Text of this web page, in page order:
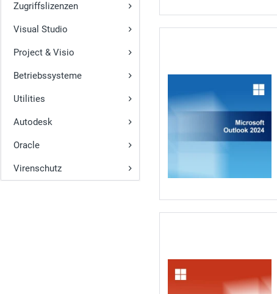
Zugriffslizenzen
Visual Studio
Project & Visio
Betriebssysteme
Utilities
Autodesk
Oracle
Virenschutz